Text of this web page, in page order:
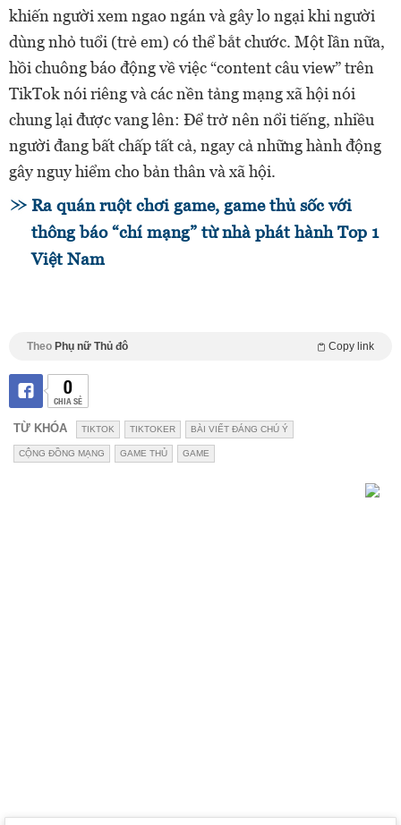
khiến người xem ngao ngán và gây lo ngại khi người
dùng nhỏ tuổi (trẻ em) có thể bắt chước. Một lần nữa,
hồi chuông báo động về việc “content câu view” trên
TikTok nói riêng và các nền tảng mạng xã hội nói
chung lại được vang lên: Để trở nên nổi tiếng, nhiều
người đang bất chấp tất cả, ngay cả những hành động
gây nguy hiểm cho bản thân và xã hội.
Ra quán ruột chơi game, game thủ sốc với
thông báo “chí mạng” từ nhà phát hành Top 1
Việt Nam
Theo Phụ nữ Thủ đô Copy link
0
CHIA SẺ
TỪ KHÓA TIKTOK TIKTOKER BÀI VIẾT ĐÁNG CHÚ Ý
CỘNG ĐỒNG MẠNG GAME THỦ GAME